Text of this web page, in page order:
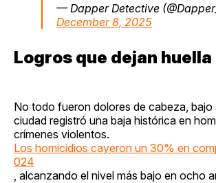
— Dapper Detective
December 8, 2025
Logros que dejan huella
No todo fueron dolores de cabeza, bajo
ciudad registró una baja histórica en
crímenes violentos.
Los homicidios cayeron un 30% en
024
, alcanzando el nivel más bajo en ocho